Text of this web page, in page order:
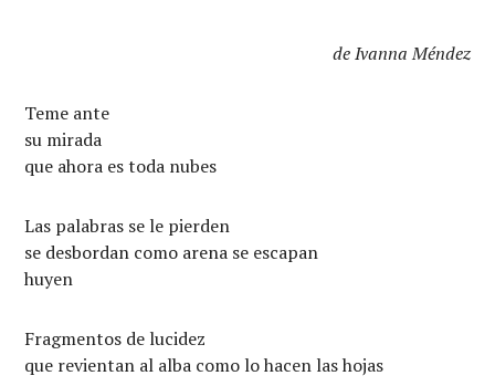
de Ivanna Méndez
Teme ante
su mirada
que ahora es toda nubes
Las palabras se le pierden
se desbordan como arena se escapan
huyen
Fragmentos de lucidez
que revientan al alba como lo hacen las hojas